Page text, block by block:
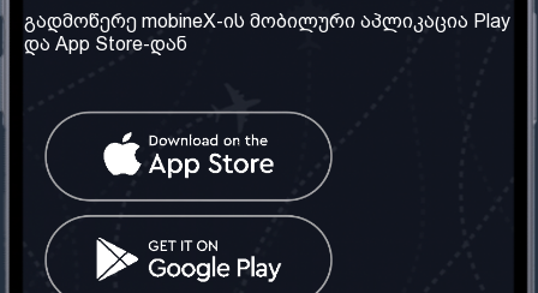
ჩვენ შესახებ
ჩვენი სერვისები
წესები და პირობები
კითხვები
კონტაქტი
საქართველო: თბილისი
ტელ: 032 2 04 00 50
სოციალური ქსელი
გადმოწერე mobineX-ის მობილური აპლიკაცია Play
და App Store-დან